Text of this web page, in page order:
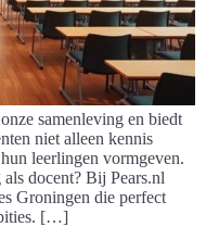
samenleving en biedt
niet alleen kennis
leerlingen vormgeven.
docent? Bij Pears.nl
Groningen die perfect
[…]